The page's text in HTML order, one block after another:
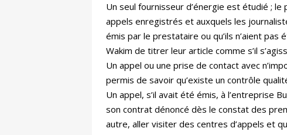
Un seul fournisseur d’énergie est étudié ;
appels enregistrés et auxquels les
émis par le prestataire ou qu’ils n’aient pas
Wakim de titrer leur article comme s’il
Un appel ou une prise de contact avec
permis de savoir qu’existe un contrôle
Un appel, s’il avait été émis, à l’entreprise
son contrat dénoncé dès le constat des
autre, aller visiter des centres d’appels et